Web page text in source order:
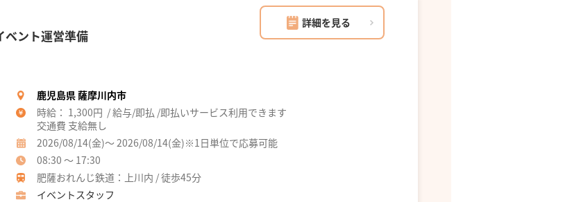
詳細を見る
ベント運営準備
鹿児島県 薩摩川内市
時給： 1,300円 / 給与/即払 /即払いサービス利用できます
交通費 支給無し
2026/08/14(金)～ 2026/08/14(金)※1日単位で応募可能
08:30 ～ 17:30
肥薩おれんじ鉄道：上川内 / 徒歩45分
イベントスタッフ